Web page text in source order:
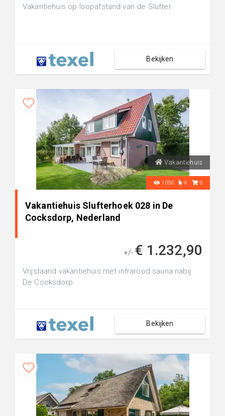
Vakantiehuis op loopafstand van de Slufter
Bekijken
Vakantiehuis
1050 9 0
Vakantiehuis Slufterhoek 028 in De
Cocksdorp, Nederland
+/- € 1.232,90
Vrijstaand vakantiehuis met infrarood sauna nabij
De Cocksdorp
Bekijken